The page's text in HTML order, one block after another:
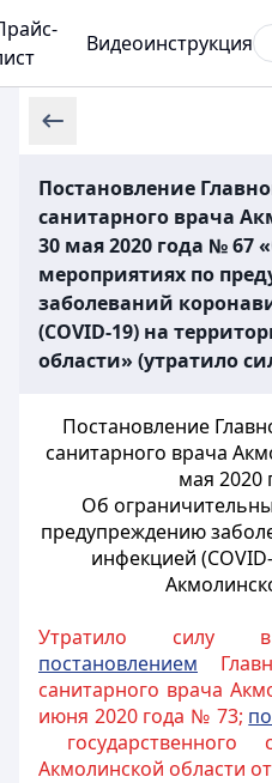
Видеоинструкция
Постановление
санитарного врача
30 мая 2020 года № 67
мероприятиях по
заболеваний
(COVID-19) на
области» (утратило
Постановление
санитарного врача
мая 2020
Об
предупреждению
инфекцией
Утратило силу
постановлением
санитарного врача
июня 2020 года № 73;
Акмолинской области